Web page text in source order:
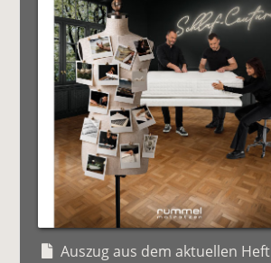
Auszug aus dem aktuellen Heft